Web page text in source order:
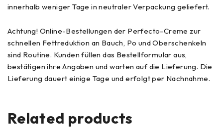
innerhalb weniger Tage in neutraler Verpackung geliefert.
Achtung! Online-Bestellungen der Perfecto-Creme zur
schnellen Fettreduktion an Bauch, Po und Oberschenkeln
sind Routine. Kunden füllen das Bestellformular aus,
bestätigen ihre Angaben und warten auf die Lieferung. Die
Lieferung dauert einige Tage und erfolgt per Nachnahme.
Related products